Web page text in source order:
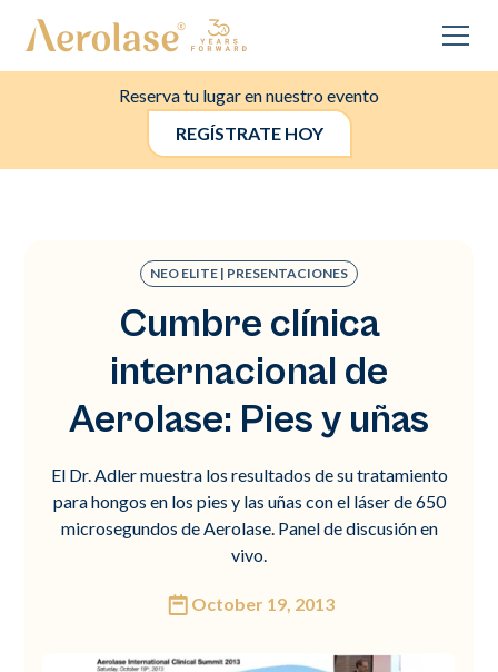
Reserva tu lugar en nuestro evento
REGÍSTRATE HOY
NEO ELITE | PRESENTACIONES
Cumbre clínica
internacional de
Aerolase: Pies y uñas
El Dr. Adler muestra los resultados de su tratamiento
para hongos en los pies y las uñas con el láser de 650
microsegundos de Aerolase. Panel de discusión en
vivo.
October 19, 2013